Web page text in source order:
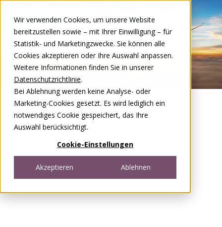
Wir verwenden Cookies, um unsere Website
bereitzustellen sowie – mit Ihrer Einwilligung – für
Statistik- und Marketingzwecke. Sie können alle
Cookies akzeptieren oder Ihre Auswahl anpassen.
Weitere Informationen finden Sie in unserer
Datenschutzrichtlinie.
Bei Ablehnung werden keine Analyse- oder
Marketing-Cookies gesetzt. Es wird lediglich ein
notwendiges Cookie gespeichert, das Ihre
Auswahl berücksichtigt.
Cookie-Einstellungen
Akzeptieren Ablehnen
DEFR
Open menu